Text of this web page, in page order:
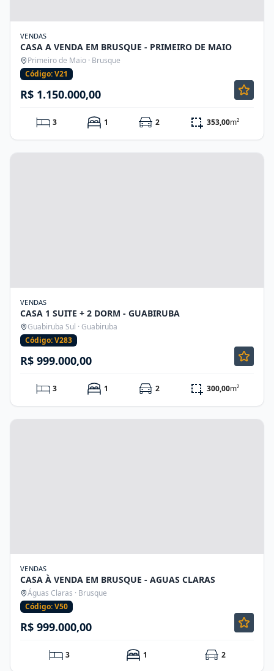
VENDAS
CASA A VENDA EM BRUSQUE - PRIMEIRO DE MAIO
Primeiro de Maio · Brusque
Código: V21
R$ 1.150.000,00
3 1 2 353,00m²
VENDAS
CASA 1 SUITE + 2 DORM - GUABIRUBA
Guabiruba Sul · Guabiruba
Código: V283
R$ 999.000,00
3 1 2 300,00m²
VENDAS
CASA À VENDA EM BRUSQUE - AGUAS CLARAS
Águas Claras · Brusque
Código: V50
R$ 999.000,00
3 1 2